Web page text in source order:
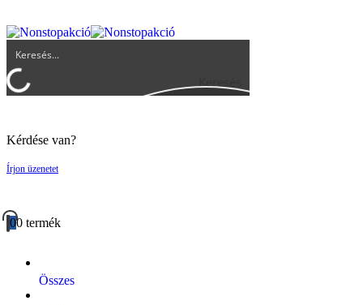
Keresés
Kérdése van?
Írjon üzenetet
00 termék
Összes